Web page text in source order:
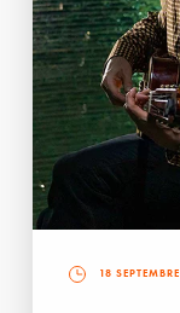
18 SEPTEMBRE